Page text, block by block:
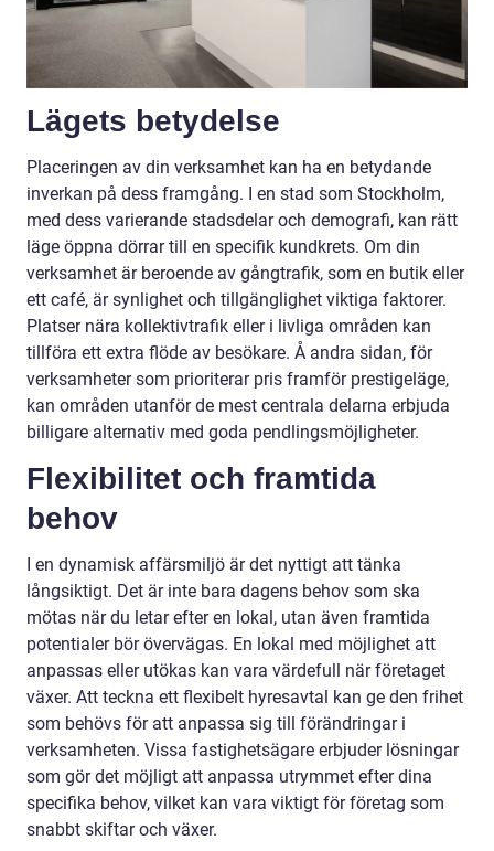
Lägets betydelse
Placeringen av din verksamhet kan ha en betydande
inverkan på dess framgång. I en stad som Stockholm,
med dess varierande stadsdelar och demografi, kan rätt
läge öppna dörrar till en specifik kundkrets. Om din
verksamhet är beroende av gångtrafik, som en butik eller
ett café, är synlighet och tillgänglighet viktiga faktorer.
Platser nära kollektivtrafik eller i livliga områden kan
tillföra ett extra flöde av besökare. Å andra sidan, för
verksamheter som prioriterar pris framför prestigeläge,
kan områden utanför de mest centrala delarna erbjuda
billigare alternativ med goda pendlingsmöjligheter.
Flexibilitet och framtida
behov
I en dynamisk affärsmiljö är det nyttigt att tänka
långsiktigt. Det är inte bara dagens behov som ska
mötas när du letar efter en lokal, utan även framtida
potentialer bör övervägas. En lokal med möjlighet att
anpassas eller utökas kan vara värdefull när företaget
växer. Att teckna ett flexibelt hyresavtal kan ge den frihet
som behövs för att anpassa sig till förändringar i
verksamheten. Vissa fastighetsägare erbjuder lösningar
som gör det möjligt att anpassa utrymmet efter dina
specifika behov, vilket kan vara viktigt för företag som
snabbt skiftar och växer.